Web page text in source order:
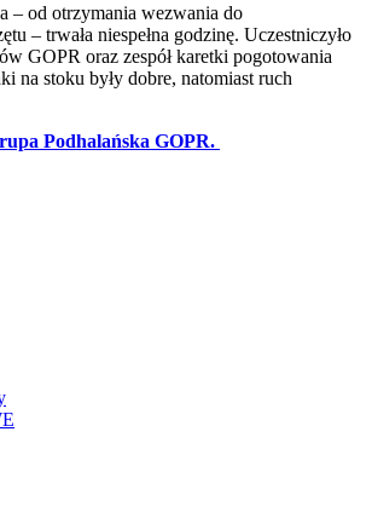
– od otrzymania wezwania do
– trwała niespełna godzinę. Uczestniczyło
GOPR oraz zespół karetki pogotowania
na stoku były dobre, natomiast ruch
Podhalańska GOPR.